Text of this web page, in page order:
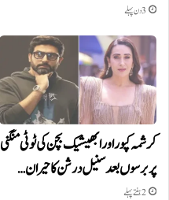
3 دن پہلے
کرشمہ کپور اور ابھیشیک بچن کی ٹوٹی منگنی
پر برسوں بعد سنیل درشن کا حیران…
2 ہفتے پہلے